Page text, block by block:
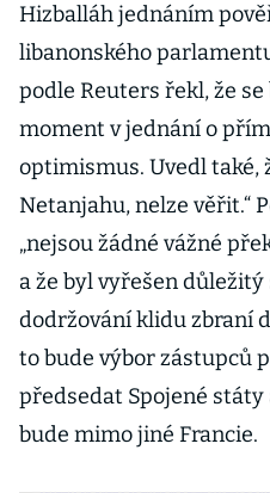
Hizballáh jednáním
libanonského
podle Reuters řekl, že
moment v jednání o
optimismus. Uvedl také,
Netanjahu, nelze věřit.“
„nejsou žádné vážné
a že byl vyřešen
dodržování klidu zbraní
to bude výbor zástupců
předsedat Spojené státy
bude mimo jiné Francie.